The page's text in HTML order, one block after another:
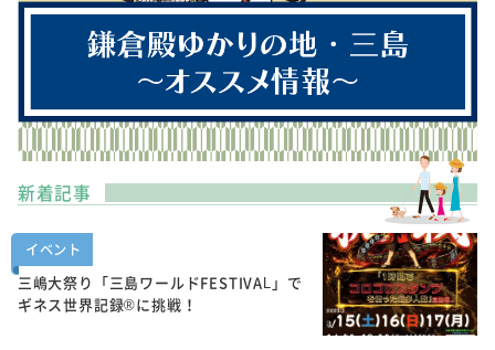
新着記事
イベント
三嶋大祭り「三島ワールドFESTIVAL」で
ギネス世界記録®に挑戦！